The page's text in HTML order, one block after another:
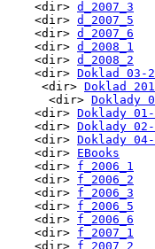
<dir>
d_2007_3
<dir>
d_2007_5
<dir>
d_2007_6
<dir>
d_2008_1
<dir>
d_2008_2
<dir>
Doklad 03-
<dir>
Doklad
<dir>
Doklady
<dir>
Doklady 01-
<dir>
Doklady 02-
<dir>
Doklady 04-
<dir>
EBooks
<dir>
f_2006_1
<dir>
f_2006_2
<dir>
f_2006_3
<dir>
f_2006_5
<dir>
f_2006_6
<dir>
f_2007_1
<dir>
f_2007_2